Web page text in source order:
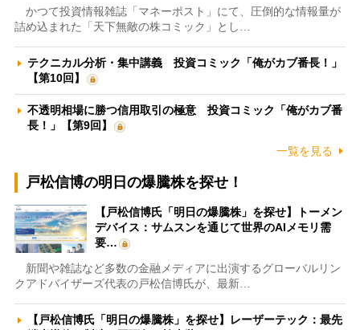
かつて投資情報雑誌「マネーポスト」にて、圧倒的な情報量が
詰め込まれた「天下無敵の株コミック」とし…
テクニカル分析・集中講義 投資コミック「俺がカブ番長！」
【第10回】
不透明相場に勝つ信用取引の極意 投資コミック「俺がカブ番
長！」【第9回】
一覧を見る
戸松信博の明日の爆騰株を探せ！
【戸松信博氏「明日の爆騰株」を探せ】トーメン
デバイス：サムスンを通じて世界のAIメモリ需
要…
新聞や雑誌など多数の金融メディアに出演するグローバルリン
クアドバイザーズ代表の戸松信博氏が、最新…
【戸松信博氏「明日の爆騰株」を探せ】レーザーテック：最先